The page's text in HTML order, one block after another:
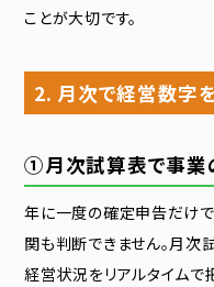
ことが大切です。
2. 月次で経営数字
①月次試算表で事業
年に一度の確定申告だけ
関も判断できません。月次
経営状況をリアルタイムで